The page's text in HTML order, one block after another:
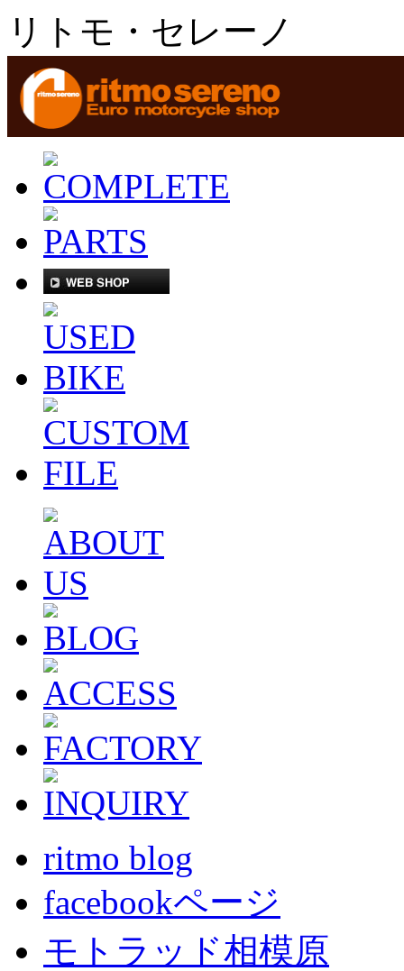
リトモ・セレーノ
ritmo blog
facebookページ
モトラッド相模原